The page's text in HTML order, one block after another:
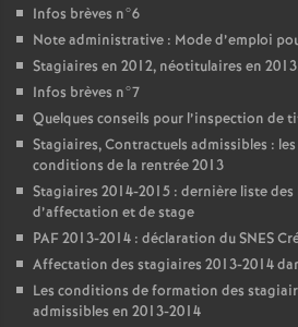
Infos brèves n°6
Note administrative : Mode d’emploi
Stagiaires en 2012, néotitulaires en
Infos brèves n°7
Quelques conseils pour l’inspection de
Stagiaires, Contractuels admissibles :
conditions de la rentrée 2013
Stagiaires 2014-2015 : dernière liste
d’affectation et de stage
PAF2013-2014 : déclaration duSNES
Affectation des stagiaires 2013-2014
Les conditions de formation des
admissibles en 2013-2014